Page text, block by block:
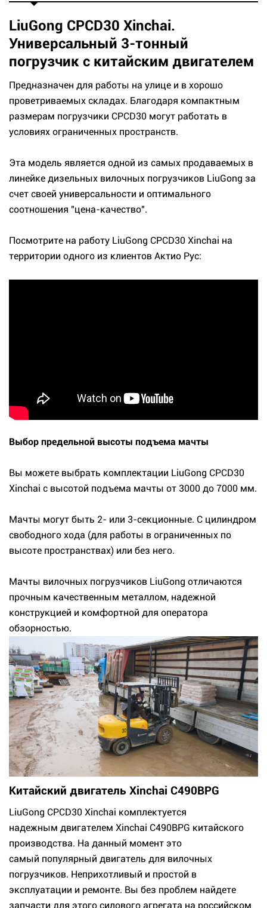
LiuGong CPCD30 Xinchai.
Универсальный 3-тонный
погрузчик с китайским двигателем
Предназначен для работы на улице и в хорошо
проветриваемых складах. Благодаря компактным
размерам погрузчики CPCD30 могут работать в
условиях ограниченных пространств.
Эта модель является одной из самых продаваемых в
линейке дизельных вилочных погрузчиков LiuGong за
счет своей универсальности и оптимального
соотношения "цена-качество".
Посмотрите на работу LiuGong CPCD30 Xinchai на
территории одного из клиентов Актио Рус:
Выбор предельной высоты подъема мачты
Вы можете выбрать комплектации LiuGong CPCD30
Xinchai с высотой подъема мачты от 3000 до 7000 мм.
Мачты могут быть 2- или 3-секционные. С цилиндром
свободного хода (для работы в ограниченных по
высоте пространствах) или без него.
Мачты вилочных погрузчиков LiuGong отличаются
прочным качественным металлом, надежной
конструкцией и комфортной для оператора
обзорностью.
Китайский двигатель Xinchai C490BPG
LiuGong CPCD30 Xinchai комплектуется
надежным двигателем Xinchai C490BPG китайского
производства. На данный момент это
самый популярный двигатель для вилочных
погрузчиков. Неприхотливый и простой в
эксплуатации и ремонте. Вы без проблем найдете
запчасти для этого силового агрегата на российском